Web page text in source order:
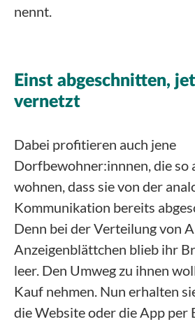
nennt.
Einst abgeschnitten,
vernetzt
Dabei profitieren auch jene
Dorfbewohner:innnen, die so
wohnen, dass sie von der
Kommunikation bereits
Denn bei der Verteilung von
Anzeigenblättchen blieb ihr
leer. Den Umweg zu ihnen
Kauf nehmen. Nun erhalten
die Website oder die App per